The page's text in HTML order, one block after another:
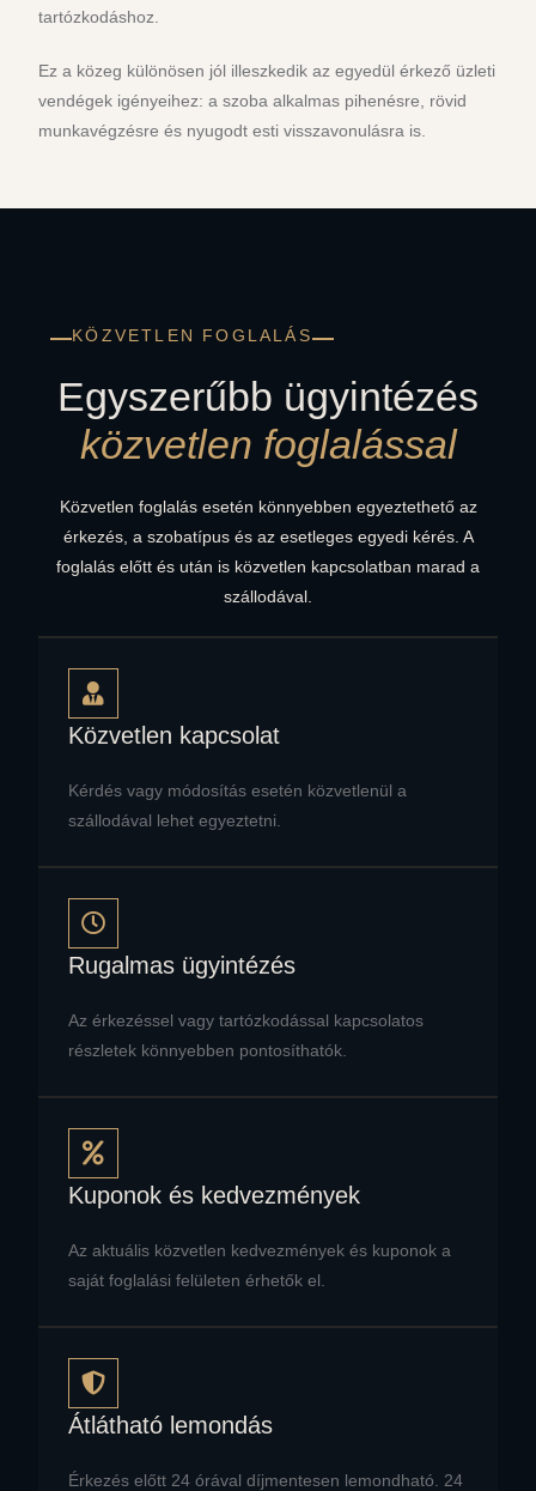
tartózkodáshoz.
Ez a közeg különösen jól illeszkedik az egyedül érkező üzleti
vendégek igényeihez: a szoba alkalmas pihenésre, rövid
munkavégzésre és nyugodt esti visszavonulásra is.
Közvetlen foglalás esetén könnyebben egyeztethető az
érkezés, a szobatípus és az esetleges egyedi kérés. A
foglalás előtt és után is közvetlen kapcsolatban marad a
szállodával.
Egyszerűbb ügyintézés
közvetlen foglalással
KÖZVETLEN FOGLALÁS
Közvetlen kapcsolat
Kérdés vagy módosítás esetén közvetlenül a
szállodával lehet egyeztetni.
Rugalmas ügyintézés
Az érkezéssel vagy tartózkodással kapcsolatos
részletek könnyebben pontosíthatók.
Kuponok és kedvezmények
Az aktuális közvetlen kedvezmények és kuponok a
saját foglalási felületen érhetők el.
Átlátható lemondás
Érkezés előtt 24 órával díjmentesen lemondható. 24